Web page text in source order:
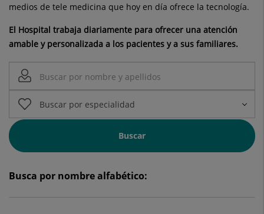
medios de tele medicina que hoy en día ofrece la tecnología.
El Hospital trabaja diariamente para ofrecer una atención
amable y personalizada a los pacientes y a sus familiares.
Buscar
Busca por nombre alfabético: